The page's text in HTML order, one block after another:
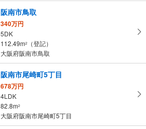
阪南市鳥取
340万円
5DK
112.49m2
（登記）
大阪府阪南市鳥取
阪南市尾崎町5丁目
678万円
4LDK
82.8m2
大阪府阪南市尾崎町5丁目